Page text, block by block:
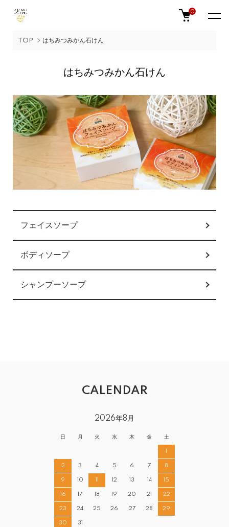
0
TOP はちみつみかん石けん
はちみつみかん石けん
カテゴリー一覧
フェイスソープ
ボディソープ
シャンプーソープ
CALENDAR
2026年8月
日 月 火 水 木 金 土
1
2 3 4 5 6 7 8
9 10 11 12 13 14 15
16 17 18 19 20 21 22
23 24 25 26 27 28 29
30 31